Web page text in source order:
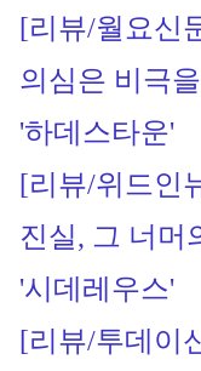
[리뷰/월요신
의심은 비극
'하데스타운'
[리뷰/위드인
진실, 그 너머
'시데레우스'
[리뷰/투데이